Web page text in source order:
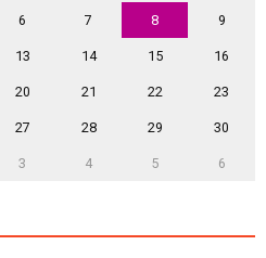
6 7 8 9
13 14 15 16
20 21 22 23
27 28 29 30
3 4 5 6